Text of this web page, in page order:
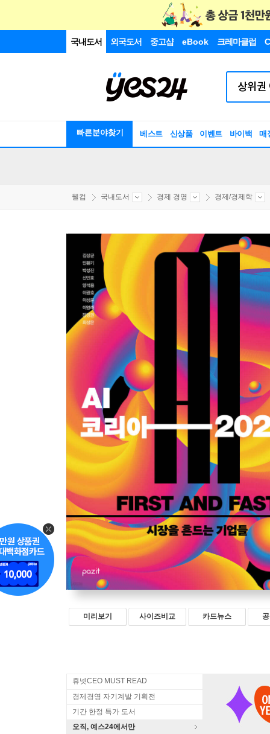
국내도서 외국도서 중고샵 eBook 크레마클럽
빠른분야찾기 베스트 신상품 이벤트 바이백 매
웰컴 국내도서 경제 경영 경제/경제학
미리보기 사이즈비교 카드뉴스
휴넷CEO MUST READ
경제경영 자기계발 기획전
기간 한정 특가 도서
오직, 예스24에서만